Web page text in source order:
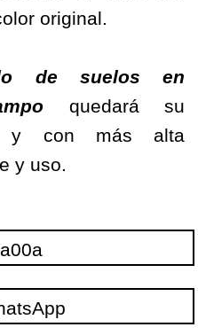
original.
de suelos en
quedará su
y con más alta
y uso.
a00a